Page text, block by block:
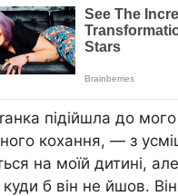
підійшла до
кохання, — з
на моїй дитині,
куди б він не йшов.